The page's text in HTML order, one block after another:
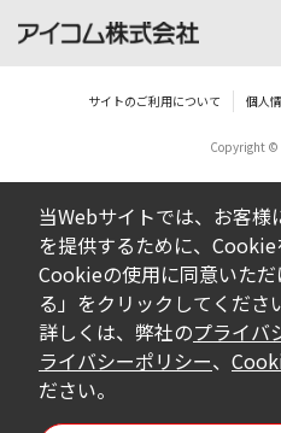
せんのでご了承くださ
告なく改良及び変更さ
ダウンロードサービ
ファームウェアデー
コンの基本システム
ですから、データの書
よって失敗した場合、
しなくなります。お
アデータの書換に失
くなった場合、弊社営
まして、有償で修理
サイトのご利用について 個人
Copyright ©
当Webサイトでは、お客
を提供するために、Cookie
Cookieの使用に同意いた
る」をクリックしてくださ
詳しくは、弊社のプライバ
ライバシーポリシー、
ださい。